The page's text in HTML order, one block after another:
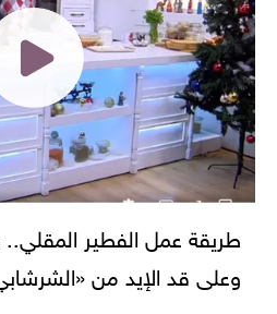
طريقة عمل الفطير
وعلى قد الإيد من